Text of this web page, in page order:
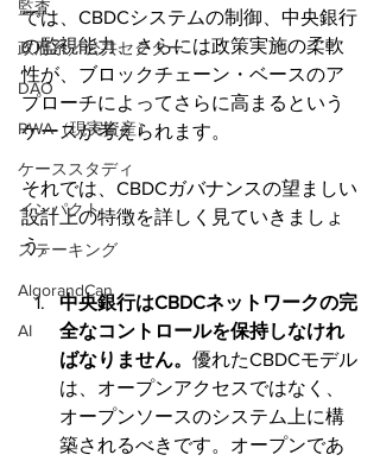
監査
政府系／公共セクター
DAO
RWA（現実資産）
ケーススタディ
インパクト
ステーキング
AlgorandCan
AI
では、CBDCシステムの制御、中央銀行
の監視能力、さらには政策実施の柔軟
性が、ブロックチェーン・ベースのア
プローチによってさらに高まるという
ケースが考えられます。
それでは、CBDCガバナンスの望ましい
設計上の特徴を詳しく見ていきましょ
う。
中央銀行はCBDCネットワークの完
全なコントロールを保持しなけれ
ばなりません。 優れたCBDCモデル
は、オープンアクセスではなく、
オープンソースのシステム上に構
築されるべきです。オープンであ